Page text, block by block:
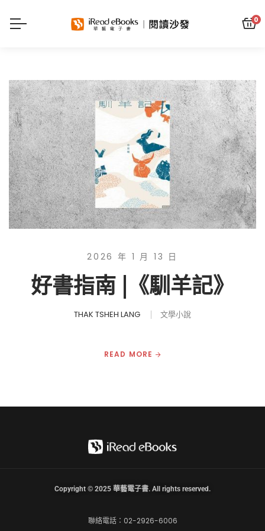
0
2026 年 1 月 13 日
好書指南 |《馴羊記》
THAK TSHEH LANG 文學小說
READ MORE
聯絡電話：02-2926-6006
Copyright © 2025 華藝電子書. All rights reserved.